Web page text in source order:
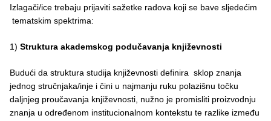
Izlagači/ice trebaju prijaviti sažetke radova koji se bave sljedećim
tematskim spektrima:
1) Struktura akademskog podučavanja književnosti
Budući da struktura studija književnosti definira sklop znanja
jednog stručnjaka/inje i čini u najmanju ruku polazišnu točku
daljnjeg proučavanja književnosti, nužno je promisliti proizvodnju
znanja u određenom institucionalnom kontekstu te razlike između